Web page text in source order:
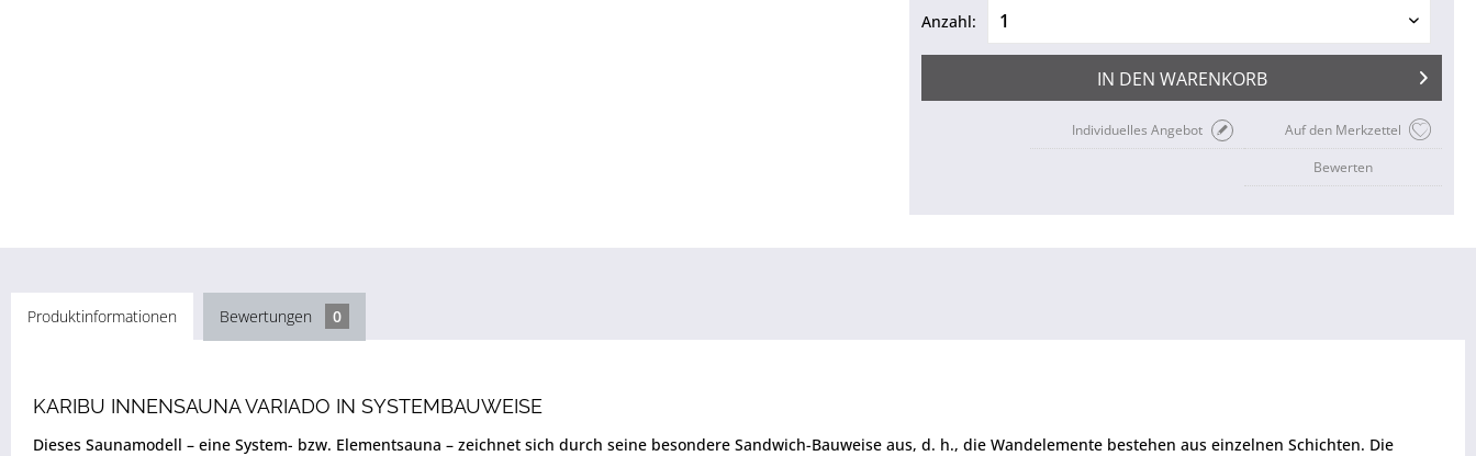
Anzahl:
IN DEN WARENKORB
Auf den Merkzettel
Individuelles Angebot
Bewerten
Produktinformationen Bewertungen 0
KARIBU INNENSAUNA VARIADO IN SYSTEMBAUWEISE
Dieses Saunamodell – eine System- bzw. Elementsauna – zeichnet sich durch seine besondere Sandwich-Bauweise aus, d. h., die Wandelemente bestehen aus einzelnen Schichten. Die